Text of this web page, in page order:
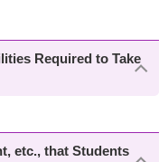
Required to Take
etc., that Students